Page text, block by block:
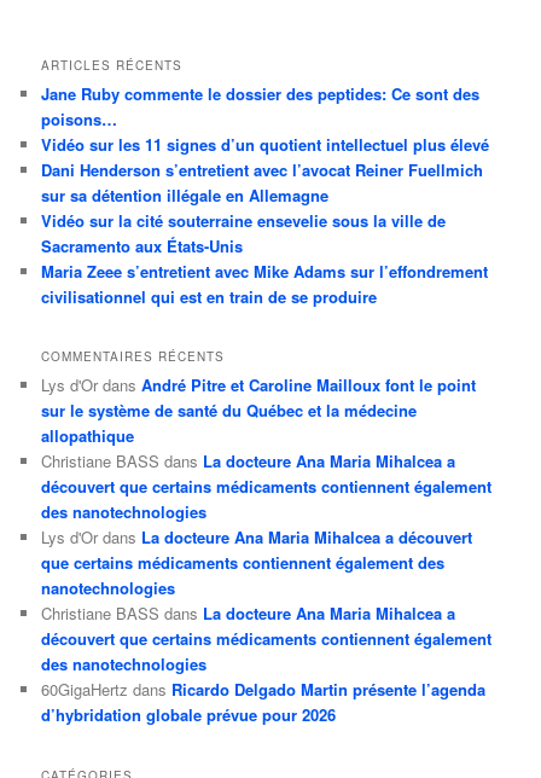
ARTICLES RÉCENTS
Jane Ruby commente le dossier des peptides: Ce sont des
poisons…
Vidéo sur les 11 signes d’un quotient intellectuel plus élevé
Dani Henderson s’entretient avec l’avocat Reiner Fuellmich
sur sa détention illégale en Allemagne
Vidéo sur la cité souterraine ensevelie sous la ville de
Sacramento aux États-Unis
Maria Zeee s’entretient avec Mike Adams sur l’effondrement
civilisationnel qui est en train de se produire
COMMENTAIRES RÉCENTS
Lys d'Or dansAndré Pitre et Caroline Mailloux font le point
sur le système de santé du Québec et la médecine
allopathique
Christiane BASS dans La docteure Ana Maria Mihalcea a
découvert que certains médicaments contiennent également
des nanotechnologies
Lys d'Or dans La docteure Ana Maria Mihalcea a découvert
que certains médicaments contiennent également des
nanotechnologies
Christiane BASS dans La docteure Ana Maria Mihalcea a
découvert que certains médicaments contiennent également
des nanotechnologies
60GigaHertz dans Ricardo Delgado Martin présente l’agenda
d’hybridation globale prévue pour 2026